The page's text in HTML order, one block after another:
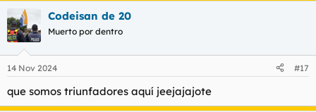
c
c
i
e
:
Codeisan de 20
Muerto por dentro
14 Nov 2024 #17
que somos triunfadores aquí jeejajajote